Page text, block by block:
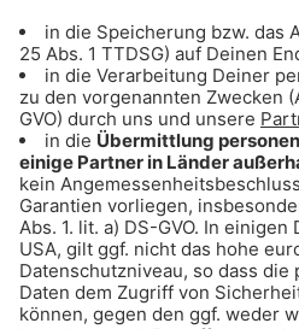
ANZEIGE - Sichere
den Triassic Park auf